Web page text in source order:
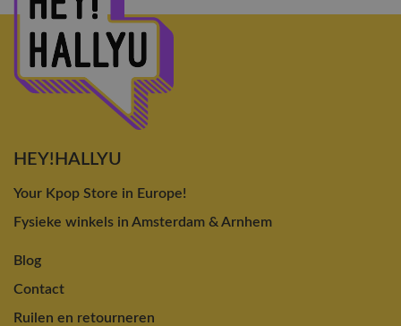
HEY!HALLYU
Your Kpop Store in Europe!
Fysieke winkels in Amsterdam & Arnhem
Blog
Contact
Ruilen en retourneren